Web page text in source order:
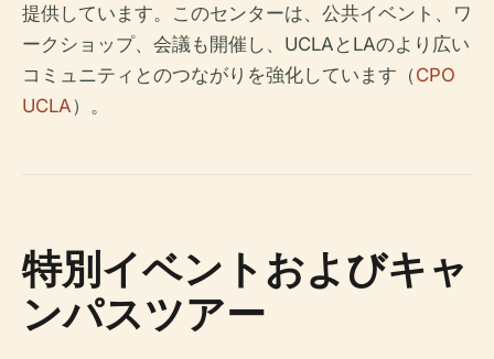
提供しています。このセンターは、公共イベント、ワ
ークショップ、会議も開催し、UCLAとLAのより広い
コミュニティとのつながりを強化しています（CPO
UCLA）。
特別イベントおよびキャ
ンパスツアー